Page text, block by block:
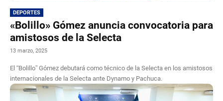
DEPORTES
«Bolillo» Gómez anuncia convocatoria para
amistosos de la Selecta
13 marzo, 2025
El “Bolillo” Gómez debutará como técnico de la Selecta en los amistosos
internacionales de la Selecta ante Dynamo y Pachuca.